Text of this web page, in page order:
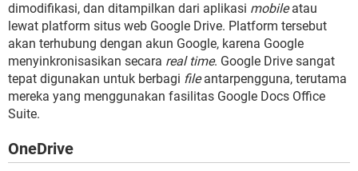
dimodifikasi, dan ditampilkan dari aplikasi mobileatau
lewat platform situs web Google Drive. Platform tersebut
akan terhubung dengan akun Google, karena Google
menyinkronisasikan secara real time. Google Drive sangat
tepat digunakan untuk berbagi fileantarpengguna, terutama
mereka yang menggunakan fasilitas Google Docs Office
Suite.
OneDrive